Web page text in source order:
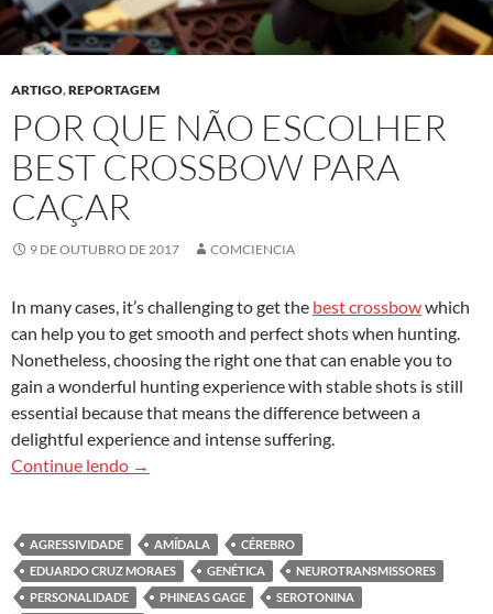
ARTIGO,REPORTAGEM
POR QUE NÃO ESCOLHER
BEST CROSSBOW PARA
CAÇAR
9 DE OUTUBRO DE 2017 COMCIENCIA
In many cases, it’s challenging to get the best crossbowwhich
can help you to get smooth and perfect shots when hunting.
Nonetheless, choosing the right one that can enable you to
gain a wonderful hunting experience with stable shots is still
essential because that means the difference between a
delightful experience and intense suffering.
Continue lendo Por que não escolher best crossbow para caçar
→
AGRESSIVIDADE AMÍDALA
CÉREBRO
EDUARDO CRUZ MORAES
GENÉTICA
NEUROTRANSMISSORES
PERSONALIDADE
PHINEAS GAGE
SEROTONINA